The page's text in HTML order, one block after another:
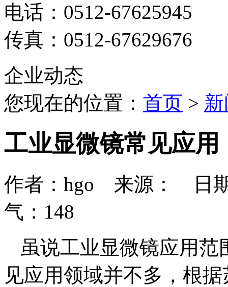
电话：0512-67625945
传真：0512-67629676
企业动态
您现在的位置： 首页 >
工业显微镜常见应用
作者：hgo 来源： 日
气： 148
虽说工业显微镜应用
见应用领域并不多，根